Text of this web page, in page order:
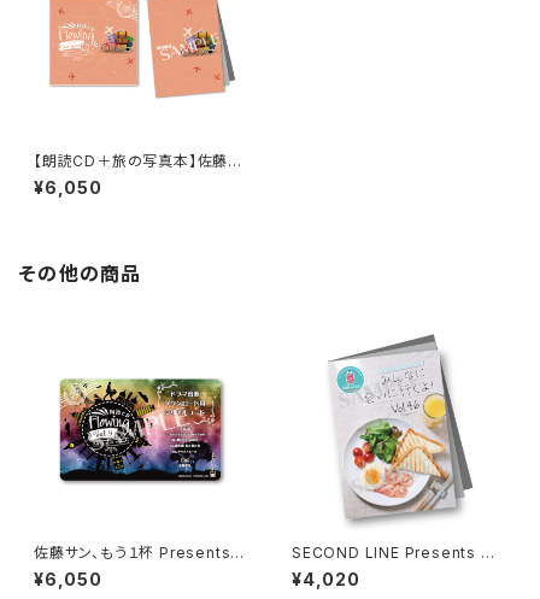
【朗読CD＋旅の写真本】佐藤サ
ン、もう１杯 Presents Flowin
g 特別編 Side IZUMO
¥6,050
その他の商品
佐藤サン、もう１杯 Presents
朗読CD Flowing Vol.9 ドラマ
音源ダウンロード用シリアルコ
¥6,050
SECOND LINE Presents み
んなに会いに行くよ! 第46回 in
静岡 パンフレット
¥4,020